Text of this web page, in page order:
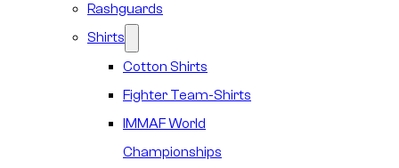
Rashguards
Shirts
Cotton Shirts
Fighter Team-Shirts
IMMAF World
Championships